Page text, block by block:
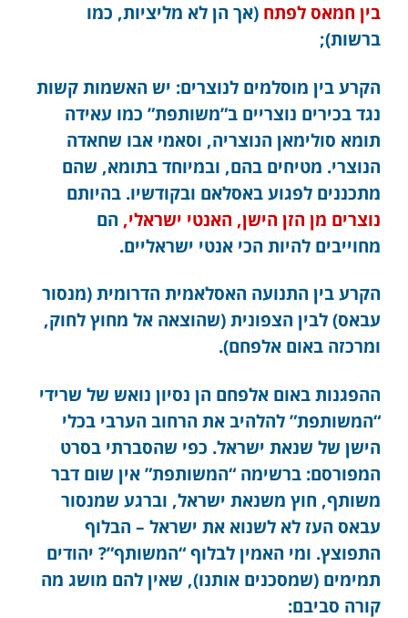
בין חמאס לפתח (אך הן לא מליציות, כמו
ברשות);
הקרע בין מוסלמים לנוצרים: יש האשמות קשות
נגד בכירים נוצריים ב”משותפת” כמו עאידה
תומא סולימאן הנוצריה, וסאמי אבו שחאדה
הנוצרי. מטיחים בהם, ובמיוחד בתומא, שהם
מתכננים לפגוע באסלאם ובקודשיו. בהיותם
נוצרים מן הזן הישן, האנטי ישראלי, הם
מחוייבים להיות הכי אנטי ישראליים.
הקרע בין התנועה האסלאמית הדרומית (מנסור
עבאס) לבין הצפונית (שהוצאה אל מחוץ לחוק,
ומרכזה באום אלפחם).
ההפגנות באום אלפחם הן נסיון נואש של שרידי
“המשותפת” להלהיב את הרחוב הערבי בכלי
הישן של שנאת ישראל. כפי שהסברתי בסרט
המפורסם: ברשימה “המשותפת” אין שום דבר
משותף, חוץ משנאת ישראל, וברגע שמנסור
עבאס העז לא לשנוא את ישראל – הבלוף
התפוצץ. ומי האמין לבלוף “המשותף”? יהודים
תמימים (שמסכנים אותנו), שאין להם מושג מה
קורה סביבם: